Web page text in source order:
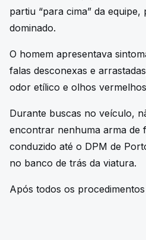
partiu “para cima” da
dominado.
O homem apresentava
falas desconexas e
odor etílico e olhos
Durante buscas no veículo,
encontrar nenhuma arma de
conduzido até o DPM de
no banco de trás da viatura.
Após todos os